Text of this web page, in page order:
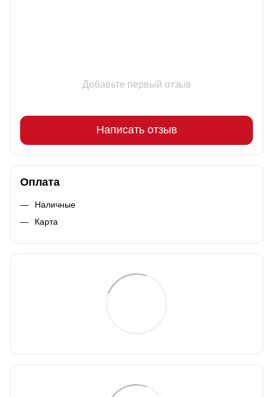
Добавьте первый отзыв
Написать отзыв
Оплата
Наличные
Карта